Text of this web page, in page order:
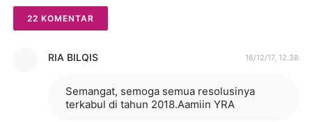
22 KOMENTAR
RIA BILQIS 18/12/17, 12.38
Semangat, semoga semua resolusinya
terkabul di tahun 2018.Aamiin YRA